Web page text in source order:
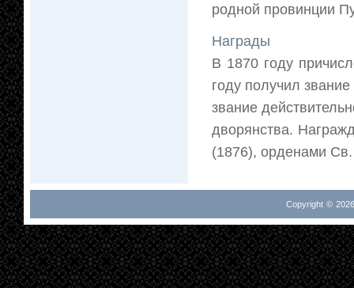
родной провинции
Награды
В 1870 году
году получил
звание
дворянства.
(1876), орденами
Copyright ©